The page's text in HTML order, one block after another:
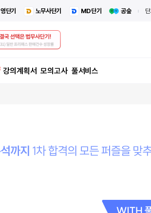
영단기 노무사단기 MD단기 공숲
강의계획서 모의고사 풀서비스